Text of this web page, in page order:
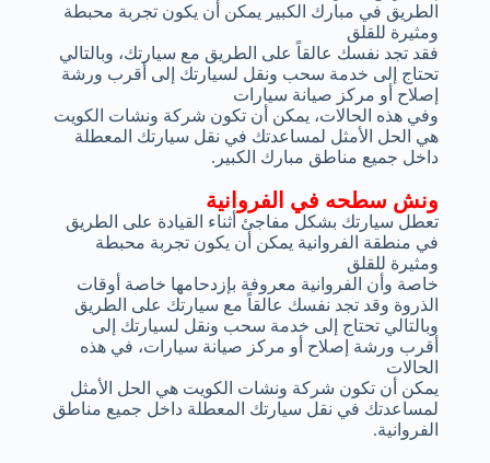
ونش سطحه في الفروانية
تعطل سيارتك بشكل مفاجئ أثناء القيادة على الطريق
في منطقة الفروانية يمكن أن يكون تجربة محبطة
ومثيرة للقلق
خاصة وأن الفروانية معروفة بإزدحامها خاصة أوقات
الذروة وقد تجد نفسك عالقاً مع سيارتك على الطريق
وبالتالي تحتاج إلى خدمة سحب ونقل لسيارتك إلى
أقرب ورشة إصلاح أو مركز صيانة سيارات، في هذه
الحالات
يمكن أن تكون شركة ونشات الكويت هي الحل الأمثل
لمساعدتك في نقل سيارتك المعطلة داخل جميع مناطق
الفروانية.
الطريق في مبارك الكبير يمكن أن يكون تجربة محبطة
ومثيرة للقلق
فقد تجد نفسك عالقاً على الطريق مع سيارتك، وبالتالي
تحتاج إلى خدمة سحب ونقل لسيارتك إلى أقرب ورشة
إصلاح أو مركز صيانة سيارات
وفي هذه الحالات، يمكن أن تكون شركة ونشات الكويت
هي الحل الأمثل لمساعدتك في نقل سيارتك المعطلة
داخل جميع مناطق مبارك الكبير.